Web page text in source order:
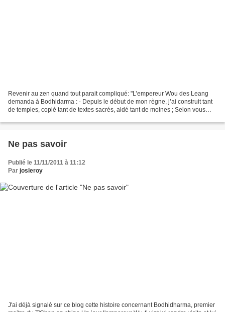
Revenir au zen quand tout parait compliqué: "L’empereur Wou des Leang
demanda à Bodhidarma : - Depuis le début de mon règne, j’ai construit tant
de temples, copié tant de textes sacrés, aidé tant de moines ; Selon vous
Ne pas savoir
Publié le 11/11/2011 à 11:12
Par josleroy
J'ai déjà signalé sur ce blog cette histoire concernant Bodhidharma, premier